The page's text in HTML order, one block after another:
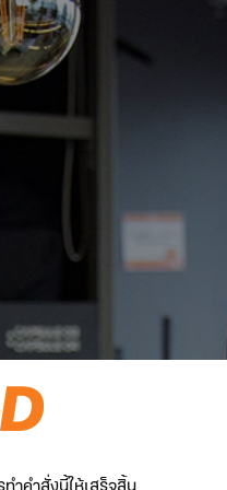
ำคำสั่งนี้ให้เสร็จสิ้น